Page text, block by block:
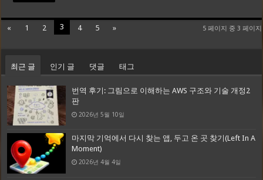
5 페이지 중 3 페이지
« 1 2 3 4 5 »
최근 글 인기 글 댓글 태그
번역 후기: 그림으로 이해하는 AWS 구조와 기술 개정2
판
2026년 5월 10일
마지막 기억에서 다시 찾는 앱, 두고 온 곳 찾기(Left In A
Moment)
2026년 4월 4일